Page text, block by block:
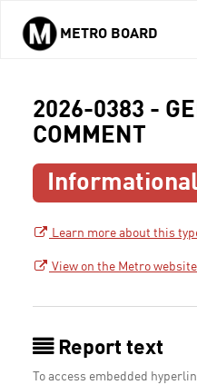
Skip to main content
METRO BOARD
2026-0383 -
COMMENT
Learn more about this
View on the Metro website
Report text
To access embedded